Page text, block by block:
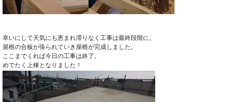
幸いにして天気にも恵まれ滞りなく工事は最終段階に。
屋根の合板が張られていき屋根が完成しました。
ここまでくれば今日の工事は終了。
めでたく上棟となりました！